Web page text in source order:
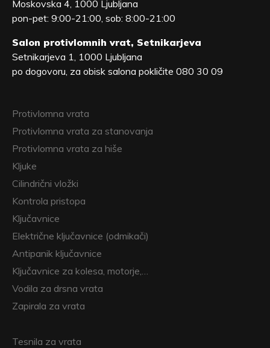
Moskovska 4, 1000 Ljubljana
pon-pet: 9:00-21:00, sob: 8:00-21:00
Salon protivlomnih vrat, Setnikarjeva
Setnikarjeva 1, 1000 Ljubljana
po dogovoru, za obisk salona pokličite 080 30 09
Protivlomna vrata
Protivlomna vrata za stanovanja
Protivlomna vrata za hiše
Kljuke
Cilindrični vložki
Kontrola pristopa
Ključavnice
Električne ključavnice (odmikači)
Antipanik ključavnice
Ključavnice za kolesa, motorje,…
Vodila za drsna vrata
Zapirala za vrata
Tesnila za vrata